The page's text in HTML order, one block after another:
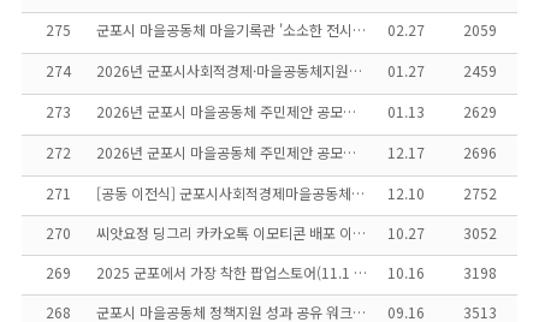
275
군포시 마을공동체 마을기록관 '소소한 전시관' 전시 공… 02.27
2059
274
2026년 군포시사회적경제·마을공동체지원센터 공유사무실… 01.27
2459
273
2026년 군포시 마을공동체 주민제안 공모사업 01.13
2629
272
2026년 군포시 마을공동체 주민제안 공모사업 설명회 … 12.17
2696
271
[공동 이전식] 군포시사회적경제마을공동체지원센터 + 군… 12.10
2752
270
씨앗요정 딩그리 카카오톡 이모티콘 배포 이벤트! 10.27
3052
269
2025 군포에서 가장 착한 팝업스토어(11.1 산본로… 10.16
3198
268
군포시 마을공동체 정책지원 성과 공유 워크숍 09.16 3513